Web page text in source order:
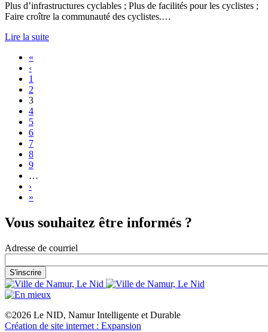
Plus d’infrastructures cyclables ; Plus de facilités pour les cyclistes ;
Faire croître la communauté des cyclistes.…
Lire la suite
«
‹
1
2
3
4
5
6
7
8
9
…
›
»
Vous souhaitez être informés ?
Adresse de courriel
©2026 Le NID, Namur Intelligente et Durable
Création de site internet : Expansion